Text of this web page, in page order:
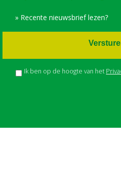
» Recente nieuwsbrief lezen?
Ik ben op de hoogte van het